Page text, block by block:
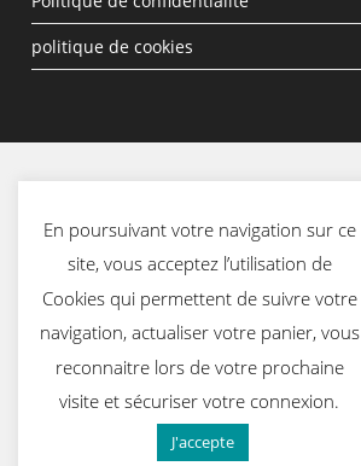
politique de cookies
En poursuivant votre navigation sur ce
site, vous acceptez l’utilisation de
Cookies qui permettent de suivre votre
navigation, actualiser votre panier, vous
reconnaitre lors de votre prochaine
visite et sécuriser votre connexion.
J'accepte